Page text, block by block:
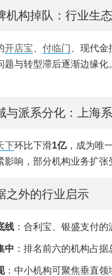
机构掉队：行业生
开店宝 付临门
、现代
题与转型滞后逐渐边缘
与派系分化：上海
下环比下滑1亿，成为唯
影响，部分机构业务扩张
之外的行业启示
线 ：合利宝、银盛支付
中 ：排名前六的机构占据
：中小机构可聚焦垂直领